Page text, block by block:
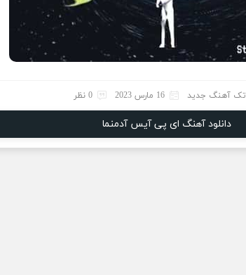
تک آهنگ جدید 16 مارس 2023 0 نظر
دانلود آهنگ ای پی آیس آدمنما